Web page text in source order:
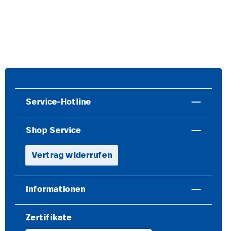
Service-Hotline
Shop Service
Vertrag widerrufen
Informationen
Zertifikate